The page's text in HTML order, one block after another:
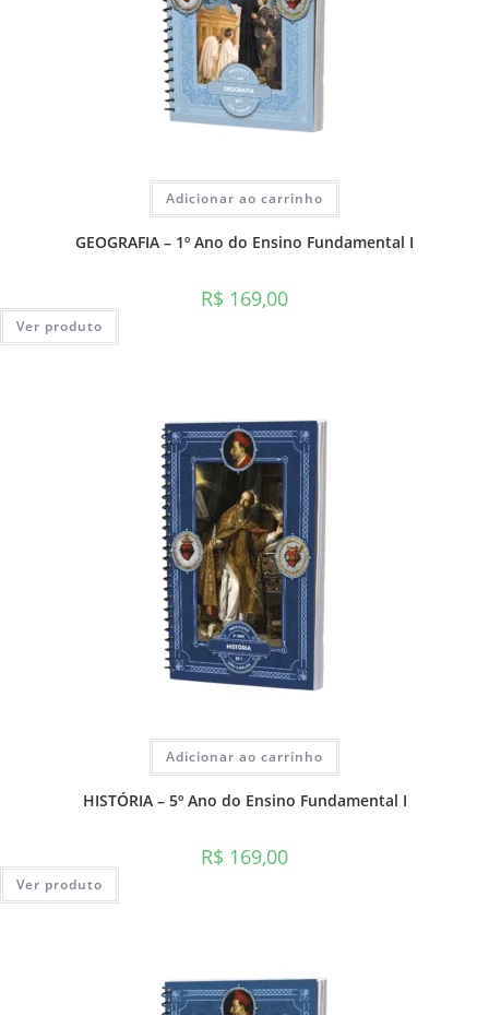
Adicionar ao carrinho
GEOGRAFIA – 1º Ano do Ensino Fundamental I
R$ 169,00
Ver produto
Adicionar ao carrinho
HISTÓRIA – 5º Ano do Ensino Fundamental I
R$ 169,00
Ver produto